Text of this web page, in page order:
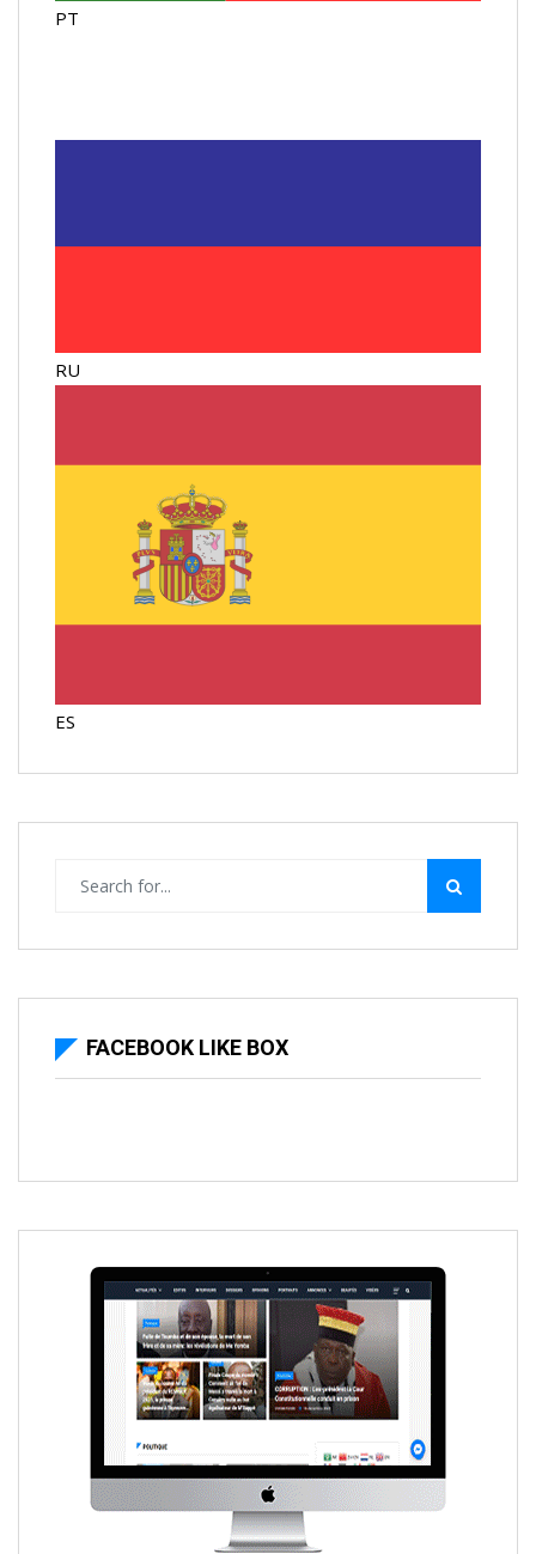
PT
RU
ES
FACEBOOK LIKE BOX